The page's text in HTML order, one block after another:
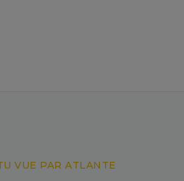
VUE PAR ATLANTE